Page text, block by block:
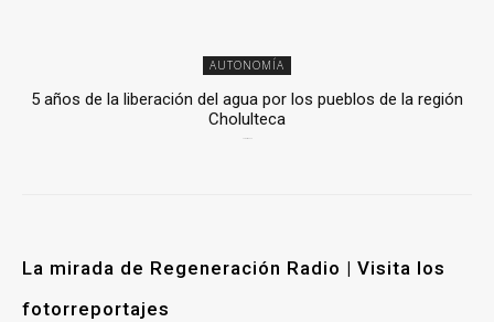
AUTONOMÍA
5 años de la liberación del agua por los pueblos de la región
Cholulteca
La mirada de Regeneración Radio | Visita los
fotorreportajes